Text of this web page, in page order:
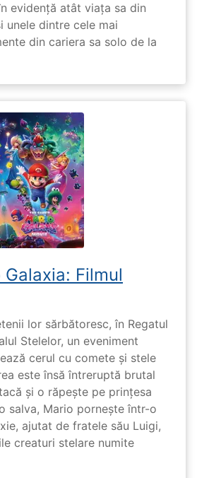
evidență atât viața sa din
unele dintre cele mai
din cariera sa solo de la
Filmul
lor sărbătoresc, în Regatul
Stelelor, un eveniment
cerul cu comete și stele
este însă întreruptă brutal
și o răpește pe prinţesa
salva, Mario pornește într-o
ajutat de fratele său Luigi,
creaturi stelare numite